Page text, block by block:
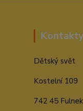
Kontakty
Dětský svět
Kostelní 109
742 45 Fulnek